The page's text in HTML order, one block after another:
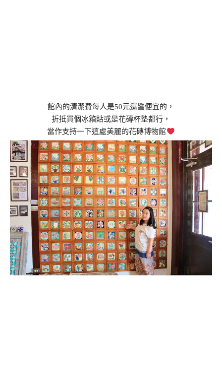
館內的清潔費每人是50元還蠻便宜的，
折抵買個冰箱貼或是花磚杯墊都行，
當作支持一下這處美麗的花磚博物館